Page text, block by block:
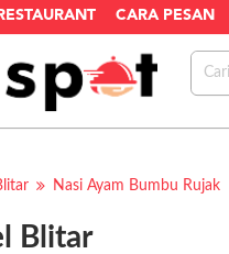
RESTAURANT CARA PESAN
Nasi Ayam Bumbu Rujak
Blitar